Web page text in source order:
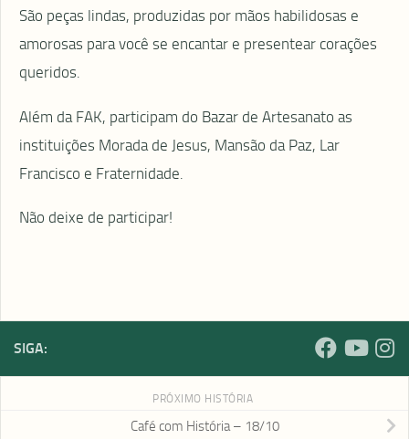
São peças lindas, produzidas por mãos habilidosas e
amorosas para você se encantar e presentear corações
queridos.
Além da FAK, participam do Bazar de Artesanato as
instituições Morada de Jesus, Mansão da Paz, Lar
Francisco e Fraternidade.
Não deixe de participar!
SIGA:
PRÓXIMO HISTÓRIA
Café com História – 18/10